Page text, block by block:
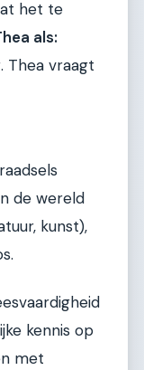
het te
als:
Thea vraagt
de wereld
kunst),
kennis op
met